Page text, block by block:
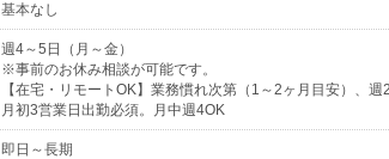
基本なし
週4～5日（月～金）
※事前のお休み相談が可能です。
【在宅・リモートOK】業務慣れ次第（1～2ヶ月目安）、
月初3営業日出勤必須。月中週4OK
即日～長期